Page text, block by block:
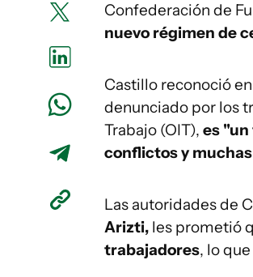
Confederación de
nuevo régimen de
Castillo reconoció
denunciado por los
Trabajo (OIT), es
conflictos y
Las autoridades de
Arizti, les prometió
trabajadores, lo